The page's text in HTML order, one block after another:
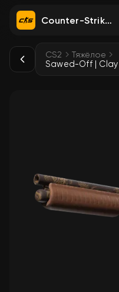
Counter-Strike 2
CS2 Тяжёлое
Sawed-Off | Clay